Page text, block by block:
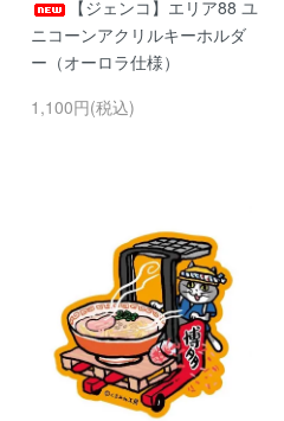
【ジェンコ】エリア88 ユ
ニコーンアクリルキーホルダ
ー（オーロラ仕様）
1,100円(税込)